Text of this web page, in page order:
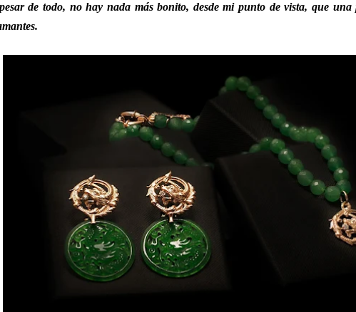
de todo, no hay nada más bonito, desde mi punto de vista, que